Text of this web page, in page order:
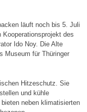
läuft noch bis 5. Juli
Kooperationsprojekt des
Ido Noy. Die Alte
Museum für Thüringer
Hitzeschutz. Sie
und kühle
neben klimatisierten